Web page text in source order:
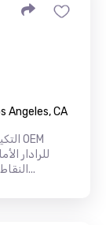
Angeles, CA
للرادار
النقاط العمياء وأجهزة استشعار وقوف السيارات وأنظ...